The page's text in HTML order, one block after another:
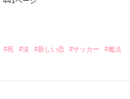
#死 #涙 #新しい恋 #サッカー #魔法